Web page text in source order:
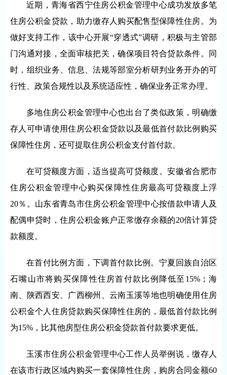
近期，青海省西宁住房公积金管理中心成功发放多笔
住房公积金贷款，助力缴存人购买配售型保障性住房。为
做好支持工作，该中心开展“穿透式”调研，积极与主管部
门沟通对接，全面审核把关，确保项目符合贷款条件。同
时，组织业务、信息、法规等部室分析研判业务开办的可
行性、政策合规性以及系统适应性，确保业务正常办理。
多地住房公积金管理中心也出台了类似政策，明确缴
存人可申请使用住房公积金贷款以及最低首付款比例购买
保障性住房，还可提取住房公积金支付首付款。
在可贷额度方面，适当提高可贷额度。安徽省合肥市
住房公积金管理中心购买保障性住房最高可贷额度上浮
20％。山东省青岛市住房公积金管理中心按借款申请人及
配偶申贷时，住房公积金账户正常缴存余额的20倍计算贷
款额度。
在首付比例方面，下调首付款比例。宁夏回族自治区
石嘴山市将购买保障性住房首付款比例降低至15%；海
南、陕西西安、广西柳州、云南玉溪等地也明确使用住房
公积金个人住房贷款购买保障性住房的，最低首付款比例
为15%，比其他房型住房公积金贷款首付款要求更低。
玉溪市住房公积金管理中心工作人员举例说，缴存人
在该市行政区域内购买一套保障性住房，购房合同金额60